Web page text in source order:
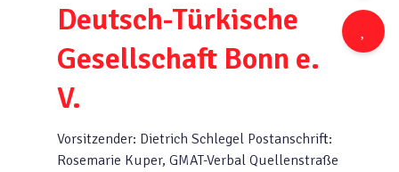
Deutsch-Türkische
Gesellschaft Bonn e.
V.
Vorsitzender: Dietrich Schlegel Postanschrift:
Rosemarie Kuper, GMAT-Verbal Quellenstraße